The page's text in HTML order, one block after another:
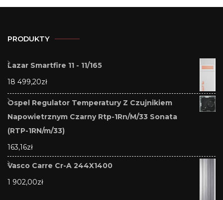
PRODUKTY
Lazar Smartfire 11 - 11/165
18 499,20zł
Ospel Regulator Temperatury Z Czujnikiem
Napowietrznym Czarny Rtp-1Rn/M/33 Sonata
(RTP-1RN/m/33)
163,16zł
Vasco Carre Cr-A 244X1400
1 902,00zł